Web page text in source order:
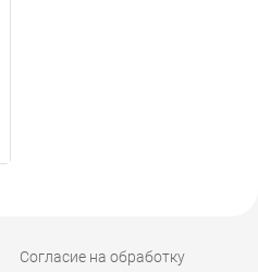
Согласие на обработку